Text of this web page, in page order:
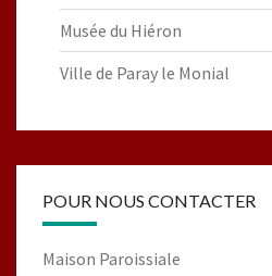
Musée du Hiéron
Ville de Paray le Monial
POUR NOUS CONTACTER
Maison Paroissiale